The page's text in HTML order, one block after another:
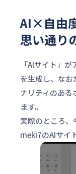
AI×自由
思い通り
「AIサイト」
を生成し、なお
ナリティのある
ます。
実際のところ
meki7のAIサイ